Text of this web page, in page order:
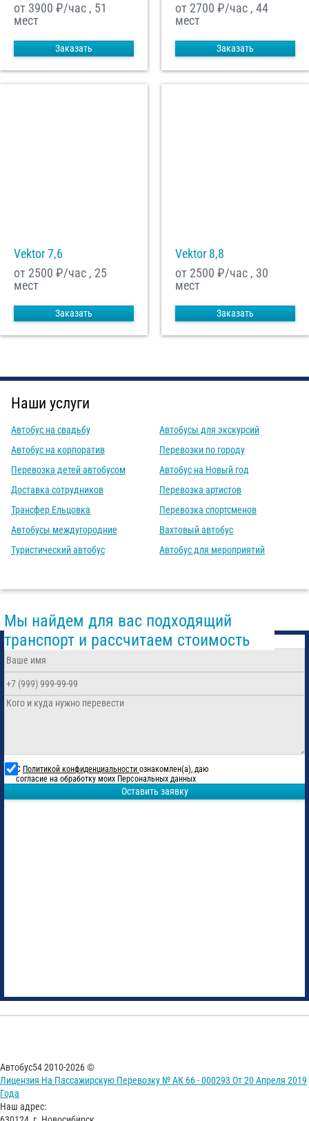
от 3900 ₽/час , 51
мест
Заказать
от 2700 ₽/час , 44
мест
Заказать
Vektor 7,6
от 2500 ₽/час , 25
мест
Заказать
Vektor 8,8
от 2500 ₽/час , 30
мест
Заказать
Наши услуги
Автобус на свадьбу
Автобус на корпоратив
Перевозка детей автобусом
Доставка сотрудников
Трансфер Ельцовка
Автобусы междугородние
Туристический автобус
Автобусы для экскурсий
Перевозки по городу
Автобус на Новый год
Перевозка артистов
Перевозка спортсменов
Вахтовый автобус
Автобус для мероприятий
Мы найдем для вас подходящий
транспорт и рассчитаем стоимость
С Политикой конфиденциальности ознакомлен(а), даю
согласие на обработку моих Персональных данных
Оставить заявку
Автобус54 2010-2026 ©
Лицензия На Пассажирскую Перевозку № АК 66 - 000293 От 20 Апреля 2019
Года
Наш адрес: